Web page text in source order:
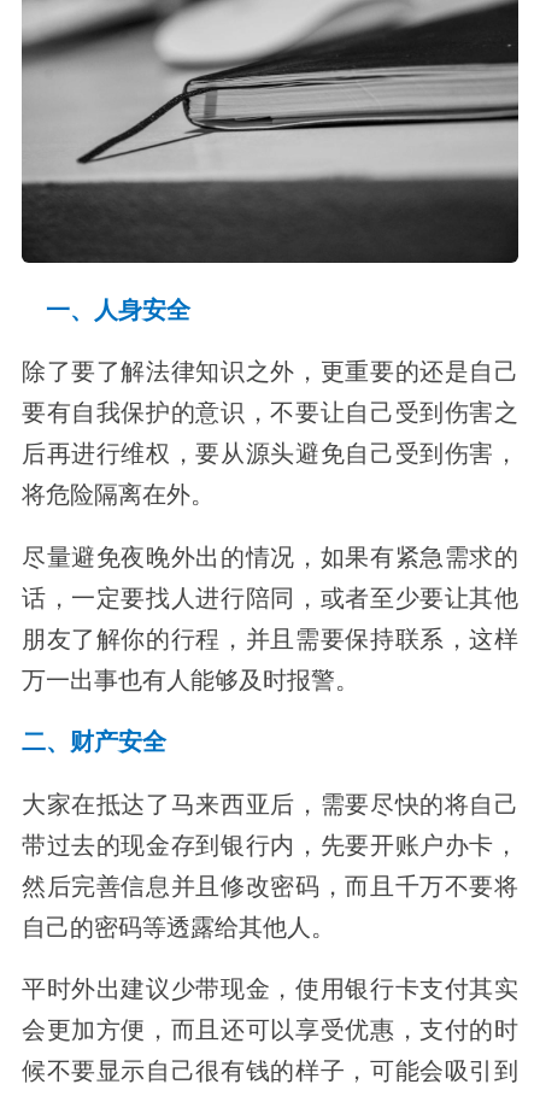
一、人身安全
除了要了解法律知识之外，更重要的还是自己
要有自我保护的意识，不要让自己受到伤害之
后再进行维权，要从源头避免自己受到伤害，
将危险隔离在外。
尽量避免夜晚外出的情况，如果有紧急需求的
话，一定要找人进行陪同，或者至少要让其他
朋友了解你的行程，并且需要保持联系，这样
万一出事也有人能够及时报警。
二、财产安全
大家在抵达了马来西亚后，需要尽快的将自己
带过去的现金存到银行内，先要开账户办卡，
然后完善信息并且修改密码，而且千万不要将
自己的密码等透露给其他人。
平时外出建议少带现金，使用银行卡支付其实
会更加方便，而且还可以享受优惠，支付的时
候不要显示自己很有钱的样子，可能会吸引到